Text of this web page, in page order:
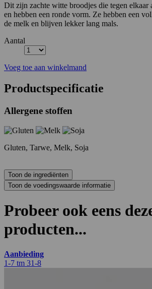
Dit zijn zachte witte broodjes die tegen elkaar
en hebben een ronde vorm. Ze hebben een
de melk en blijven lekker lang mals.
Aantal
Voeg toe aan winkelmand
Productspecificatie
Allergene stoffen
Gluten, Tarwe, Melk, Soja
Probeer ook eens
producten...
Aanbieding
1-7 tm 31-8